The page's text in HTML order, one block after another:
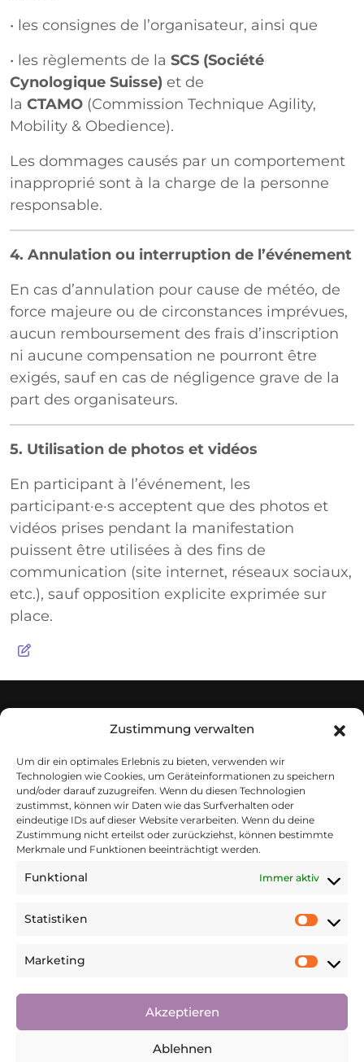
Zustimmung verwalten
Um dir ein optimales Erlebnis zu bieten, verwenden wir
Technologien wie Cookies, um Geräteinformationen zu speichern
und/oder darauf zuzugreifen. Wenn du diesen Technologien
zustimmst, können wir Daten wie das Surfverhalten oder
eindeutige IDs auf dieser Website verarbeiten. Wenn du deine
Zustimmung nicht erteilst oder zurückziehst, können bestimmte
Merkmale und Funktionen beeinträchtigt werden.
Funktional Immer aktiv
Statistiken
Marketing
Akzeptieren
Ablehnen
• les consignes de l’organisateur, ainsi que
• les règlements de la SCS (Société
Cynologique Suisse) et de
la CTAMO (Commission Technique Agility,
Mobility & Obedience).
Les dommages causés par un comportement
inapproprié sont à la charge de la personne
responsable.
4. Annulation ou interruption de l’événement
En cas d’annulation pour cause de météo, de
force majeure ou de circonstances imprévues,
aucun remboursement des frais d’inscription
ni aucune compensation ne pourront être
exigés, sauf en cas de négligence grave de la
part des organisateurs.
5. Utilisation de photos et vidéos
En participant à l’événement, les
participant·e·s acceptent que des photos et
vidéos prises pendant la manifestation
puissent être utilisées à des fins de
communication (site internet, réseaux sociaux,
etc.), sauf opposition explicite exprimée sur
place.
Archives
Meta
Anmelden